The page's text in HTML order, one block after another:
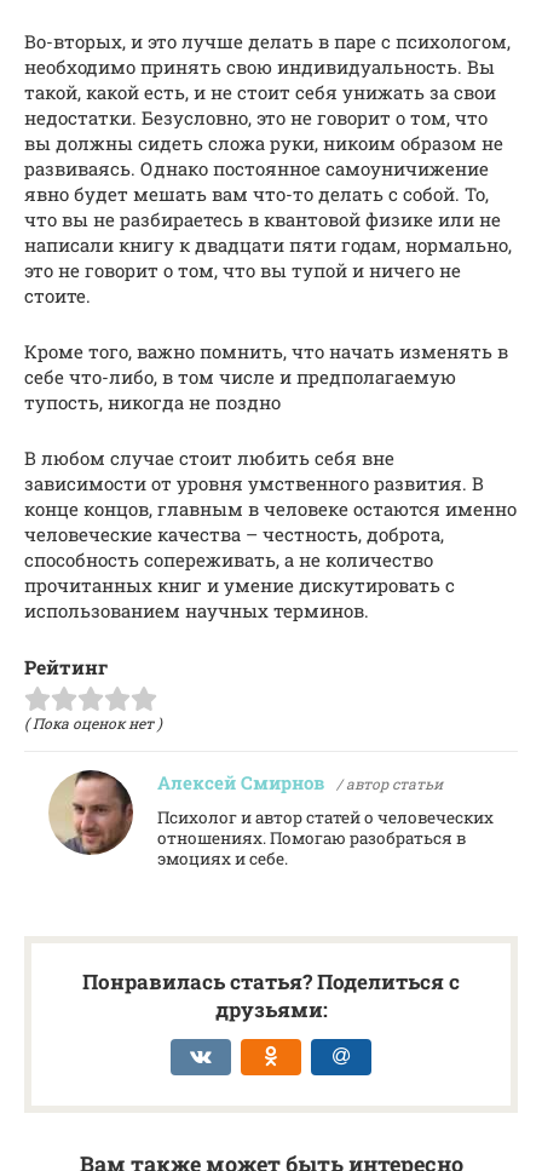
Во-вторых, и это лучше делать в паре с психологом,
необходимо принять свою индивидуальность. Вы
такой, какой есть, и не стоит себя унижать за свои
недостатки. Безусловно, это не говорит о том, что
вы должны сидеть сложа руки, никоим образом не
развиваясь. Однако постоянное самоуничижение
явно будет мешать вам что-то делать с собой. То,
что вы не разбираетесь в квантовой физике или не
написали книгу к двадцати пяти годам, нормально,
это не говорит о том, что вы тупой и ничего не
стоите.
Кроме того, важно помнить, что начать изменять в
себе что-либо, в том числе и предполагаемую
тупость, никогда не поздно
В любом случае стоит любить себя вне
зависимости от уровня умственного развития. В
конце концов, главным в человеке остаются именно
человеческие качества – честность, доброта,
способность сопереживать, а не количество
прочитанных книг и умение дискутировать с
использованием научных терминов.
Рейтинг
( Пока оценок нет )
Алексей Смирнов / автор статьи
Психолог и автор статей о человеческих
отношениях. Помогаю разобраться в
эмоциях и себе.
Понравилась статья? Поделиться с
друзьями:
Вам также может быть интересно